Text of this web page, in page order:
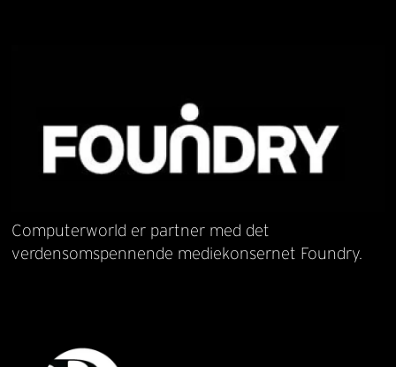
Computerworld er partner med det
verdensomspennende mediekonsernet Foundry.